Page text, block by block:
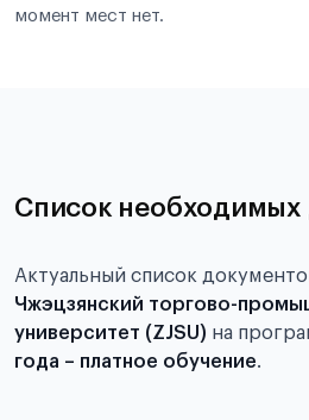
момент мест нет.
Список необходимых
Актуальный список
Чжэцзянский торгово-
университет (ZJSU) на
года – платное обучение.